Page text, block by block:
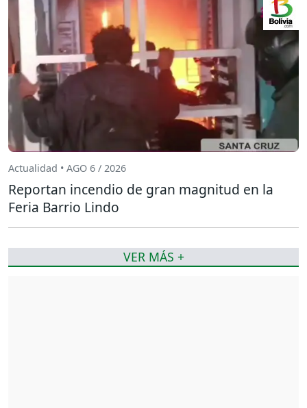
Actualidad • AGO 6 / 2026
Reportan incendio de gran magnitud en la
Feria Barrio Lindo
VER MÁS +